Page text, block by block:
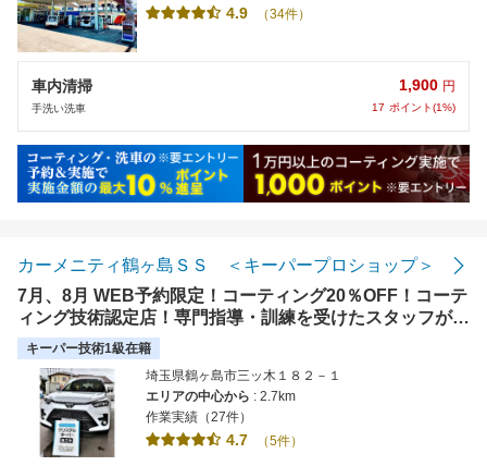
4.9 （34件）
車内清掃
手洗い洗車
1,900 円
17 ポイント(1%)
カーメニティ鶴ヶ島ＳＳ ＜キーパープロショップ＞
7月、8月 WEB予約限定！コーティング20％OFF！コーテ
ィング技術認定店！専門指導・訓練を受けたスタッフが高
い技術と品質でお車をピカピカにさせていただきます！
キーパー技術1級在籍
埼玉県鶴ヶ島市三ッ木１８２－１
エリアの中心から : 2.7km
作業実績（27件）
4.7 （5件）